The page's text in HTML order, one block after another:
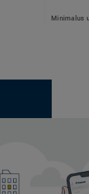
Minimalus